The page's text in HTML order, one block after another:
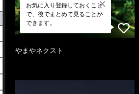
お気に入り登録しておくこと
で、後でまとめて見ることが
できます。
やまやネクスト